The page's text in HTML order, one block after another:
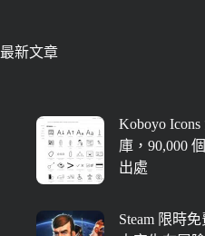
最新文章
Koboyo
庫，90,000
出處
Steam 限時免